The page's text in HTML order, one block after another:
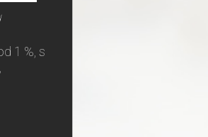
1 %, s